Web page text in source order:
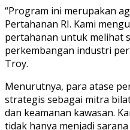
“Program ini merupakan
Pertahanan RI. Kami
pertahanan untuk melihat
perkembangan industri
Troy.
Menurutnya, para atase
strategis sebagai mitra
dan keamanan kawasan.
tidak hanya menjadi